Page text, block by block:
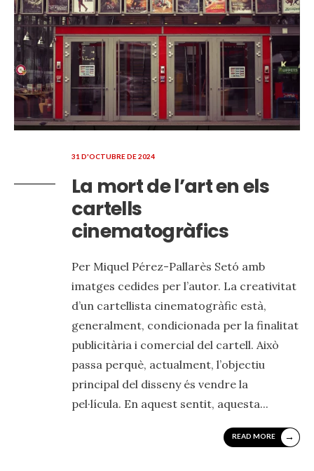
31 D'OCTUBRE DE 2024
La mort de l’art en els
cartells
cinematogràfics
Per Miquel Pérez-Pallarès Setó amb
imatges cedides per l’autor. La creativitat
d’un cartellista cinematogràfic està,
generalment, condicionada per la finalitat
publicitària i comercial del cartell. Això
passa perquè, actualment, l’objectiu
principal del disseny és vendre la
pel·lícula. En aquest sentit, aquesta...
READ MORE →